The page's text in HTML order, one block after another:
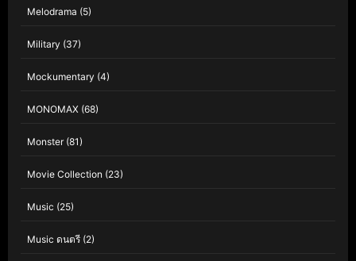
Melodrama (5)
Military (37)
Mockumentary (4)
MONOMAX (68)
Monster(81)
Movie Collection (23)
Music (25)
Music ดนตรี (2)